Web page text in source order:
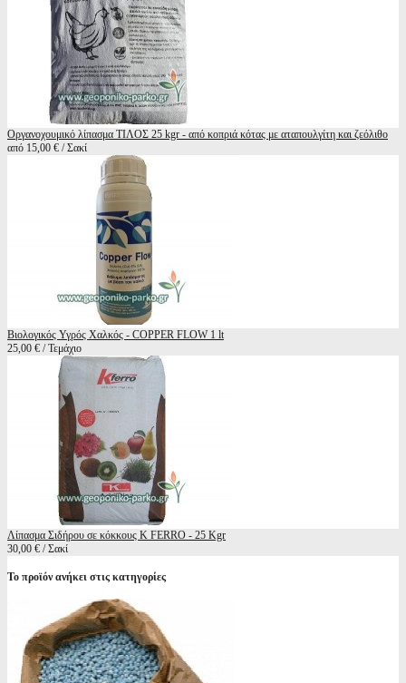
Οργανοχουμικό λίπασμα ΤΙΛΟΣ 25 kgr - από κοπριά κότας με αταπουλγίτη και ζεόλιθο
από 15,00 € / Σακί
Βιολογικός Υγρός Χαλκός - COPPER FLOW 1 lt
25,00 € / Τεμάχιο
Λίπασμα Σιδήρου σε κόκκους K FERRO - 25 Kgr
30,00 € / Σακί
Το προϊόν ανήκει στις κατηγορίες